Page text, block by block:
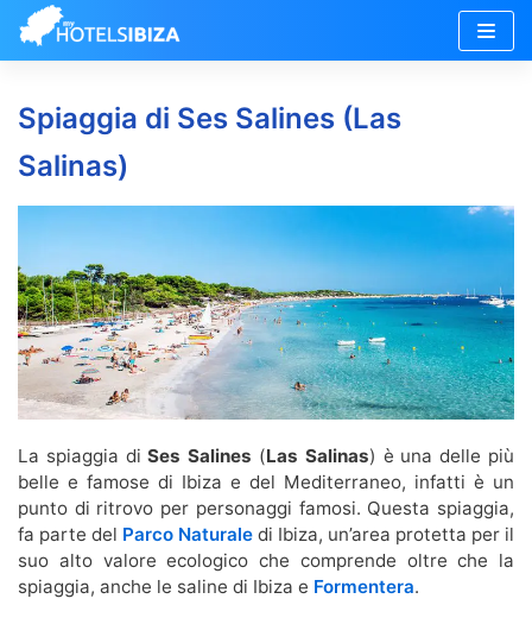
Vai
contenuto
Spiaggia di Ses Salines (Las
Salinas)
La spiaggia diSes Salines (Las Salinas) è una delle più
belle e famose di Ibiza e del Mediterraneo, infatti è un
punto di ritrovo per personaggi famosi. Questa spiaggia,
fa parte del Parco Naturale di Ibiza, un’area protetta per il
suo alto valore ecologico che comprende oltre che la
spiaggia, anche le saline di Ibiza e Formentera.